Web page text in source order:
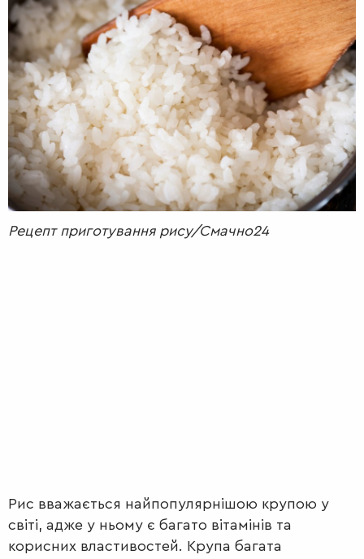
РАДІО КРАСА КІНО
LIFESTYLE FASHION ТРАДИЦІЇ
PETS
Рецепт приготування рису/Смачно24
Рис вважається найпопулярнішою крупою у
світі, адже у ньому є багато вітамінів та
корисних властивостей. Крупа багата